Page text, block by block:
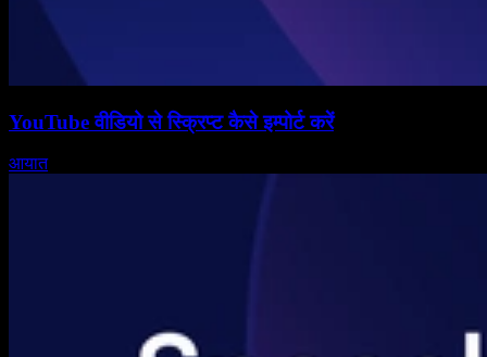
YouTube वीडियो से स्क्रिप्ट कैसे इम्पोर्ट करें
आयात